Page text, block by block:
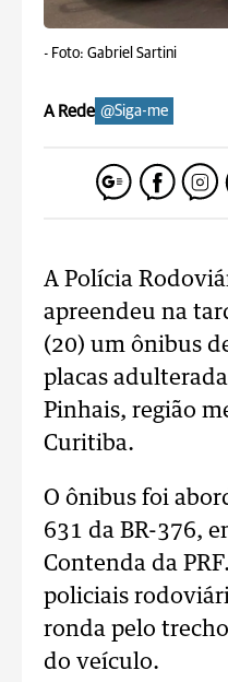
- Foto: Gabriel Sartini
A Rede @Siga-me
A Polícia
apreendeu na
(20) um ônibus
placas
Pinhais, região
Curitiba.
O ônibus foi
631 da BR-376,
Contenda da
policiais
ronda pelo
do veículo.